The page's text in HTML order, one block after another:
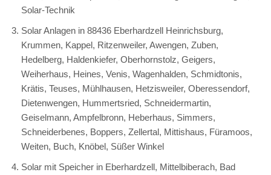
Solar-Technik
Solar Anlagen in 88436 Eberhardzell Heinrichsburg,
Krummen, Kappel, Ritzenweiler, Awengen, Zuben,
Hedelberg, Haldenkiefer, Oberhornstolz, Geigers,
Weiherhaus, Heines, Venis, Wagenhalden, Schmidtonis,
Krätis, Teuses, Mühlhausen, Hetzisweiler, Oberessendorf,
Dietenwengen, Hummertsried, Schneidermartin,
Geiselmann, Ampfelbronn, Heberhaus, Simmers,
Schneiderbenes, Boppers, Zellertal, Mittishaus, Füramoos,
Weiten, Buch, Knöbel, Süßer Winkel
Solar mit Speicher in Eberhardzell, Mittelbiberach, Bad